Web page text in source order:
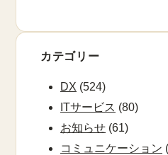
カテゴリー
DX (524)
ITサービス (80)
お知らせ (61)
コミュニケーション